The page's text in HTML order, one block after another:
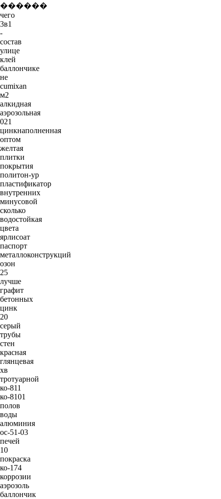
������
чего
3в1
-
состав
улице
клей
баллончике
не
cumixan
м2
алкидная
аэрозольная
021
цинкнаполненная
оптом
желтая
плитки
покрытия
политон-ур
пластификатор
внутренних
минусовой
сколько
водостойкая
цвета
ярлисоат
паспорт
металлоконструкций
озон
25
лучше
графит
бетонных
цинк
20
серый
трубы
стен
красная
глянцевая
хв
тротуарной
ко-811
ко-8101
полов
воды
алюминия
ос-51-03
печей
10
покраска
ко-174
коррозии
аэрозоль
баллончик